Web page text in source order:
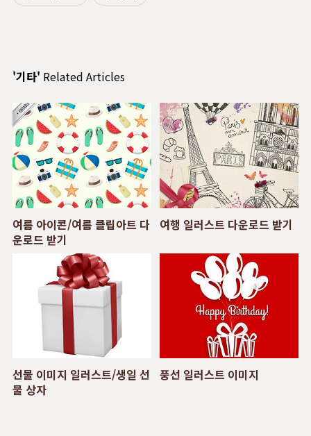
'기타' Related Articles
여름 아이콘/여름 클립아트 다
운로드 받기
여행 일러스트 다운로드 받기
선물 이미지 일러스트/생일 선
물 상자
풍선 일러스트 이미지